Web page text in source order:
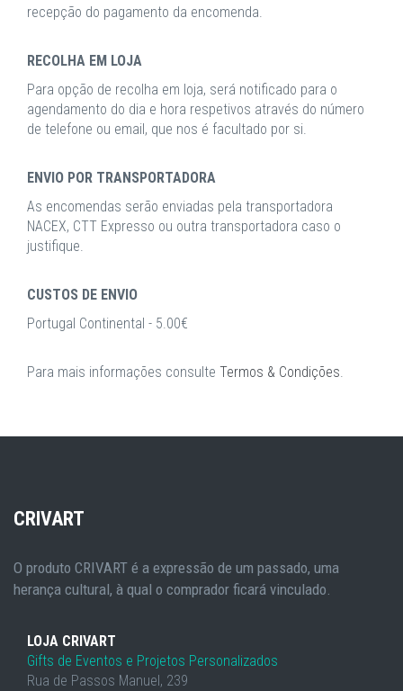
recepção do pagamento da encomenda.
RECOLHA EM LOJA
Para opção de recolha em loja, será notificado para o
agendamento do dia e hora respetivos através do número
de telefone ou email, que nos é facultado por si.
ENVIO POR TRANSPORTADORA
As encomendas serão enviadas pela transportadora
NACEX, CTT Expresso ou outra transportadora caso o
justifique.
CUSTOS DE ENVIO
Portugal Continental - 5.00€
Para mais informações consulte Termos & Condições.
CRIVART
O produto CRIVART é a expressão de um passado, uma
herança cultural, à qual o comprador ficará vinculado.
LOJA CRIVART
Gifts de Eventos e Projetos Personalizados
Rua de Passos Manuel, 239